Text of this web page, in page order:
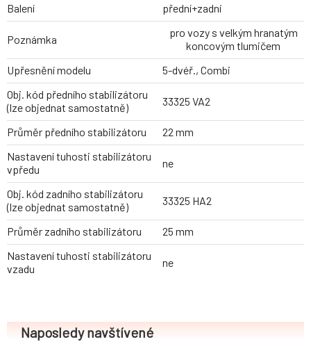
Balení
přední+zadní
Poznámka
pro vozy s velkým hranatým
koncovým tlumičem
Upřesnění modelu
5-dvéř., Combi
Obj. kód předního stabilizátoru
(lze objednat samostatně)
33325 VA2
Průměr předního stabilizátoru
22 mm
Nastavení tuhosti stabilizátoru
vpředu
ne
Obj. kód zadního stabilizátoru
(lze objednat samostatně)
33325 HA2
Průměr zadního stabilizátoru
25 mm
Nastavení tuhosti stabilizátoru
vzadu
ne
Naposledy navštívené